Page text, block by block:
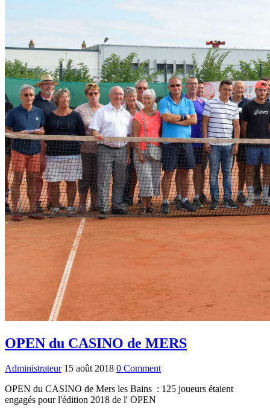
OPEN du CASINO de MERS
Administrateur 15 août 2018 0 Comment
OPEN du CASINO de Mers les Bains : 125 joueurs étaient
engagés pour l'édition 2018 de l' OPEN